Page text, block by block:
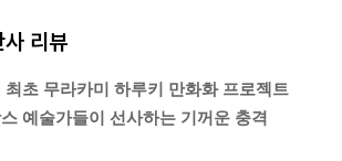
신용금고의 융자관리과 계장, 가타기리 씨.
개구리 군은 가타기리 씨가 함께 싸워야 ‘지
사 리뷰
최초 무라카미 하루키 만화화 프로젝트
예술가들이 선사하는 기꺼운 충격